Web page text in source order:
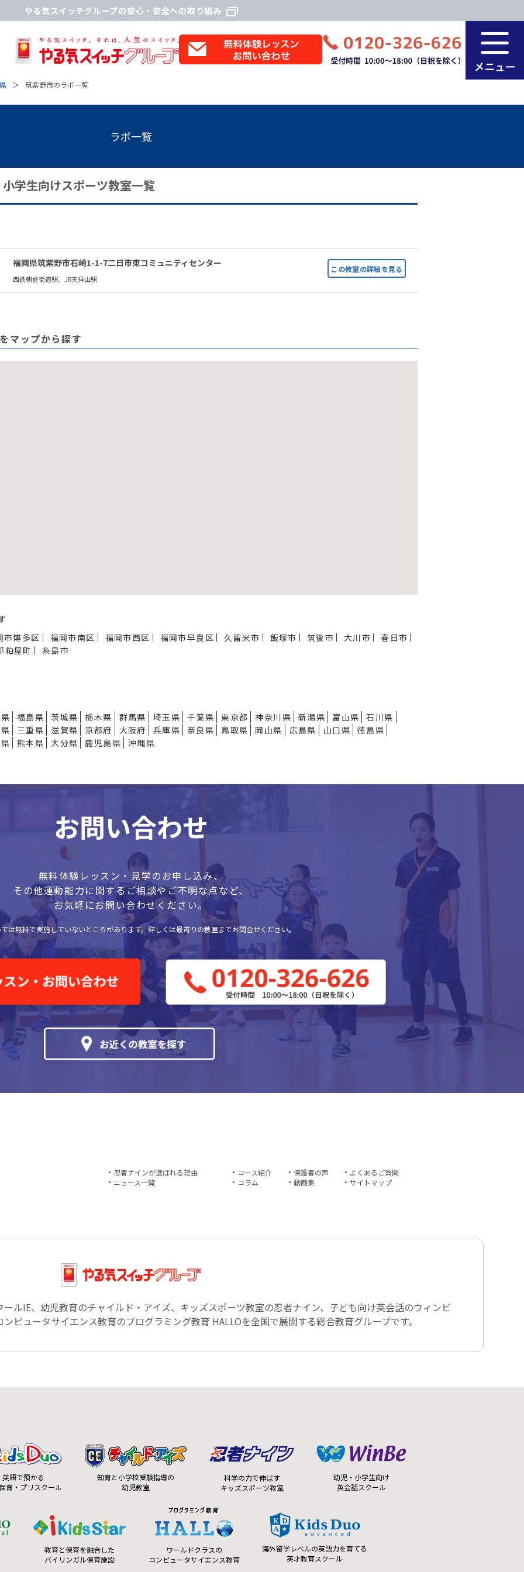
やる気スイッチグループの安心・安全への取り組み
筑紫野市のラボ一覧
ラボ一覧
学生向けスポーツ教室一覧
福岡県筑紫野市石崎1-1-7二日市東コミュニティセンター
西鉄朝倉街道駅、JR天拝山駅
マップから探す
市博多区
福岡市南区 福岡市西区 福岡市早良区 久留米市 飯塚市 筑後市 大川市
春日市
粕屋町
糸島市
福島県 茨城県 栃木県 群馬県 埼玉県 千葉県 東京都 神奈川県 新潟県 富山県
石川県
三重県 滋賀県 京都府 大阪府 兵庫県 奈良県 鳥取県 岡山県 広島県 山口県
徳島県
熊本県 大分県 鹿児島県 沖縄県
無料体験レッスン・見学のお申し込み、
その他運動能力に関するご相談やご不明な点など、
お気軽にお問い合わせください。
は無料で実施していないところがあります。詳しくは最寄りの教室までお問合せください。
忍者ナインが選ばれる理由 コース紹介 保護者の声
よくあるご質問
ニュース一覧
コラム 動画集 サイトマップ
ルIE、幼児教育のチャイルド・アイズ、キッズスポーツ教室の忍者ナイン、子ども向け英会話のウィンビ
ピュータサイエンス教育のプログラミング教育 HALLOを全国で展開する総合教育グループです。
英語で預かる
育・プリスクール
知育と小学校受験指導の
幼児教室
科学の力で伸ばす
キッズスポーツ教室
幼児・小学生向け
英会話スクール
教育と保育を融合した
バイリンガル保育施設
ワールドクラスの
コンピュータサイエンス教育
海外留学レベルの英語力を育てる
英才教育スクール